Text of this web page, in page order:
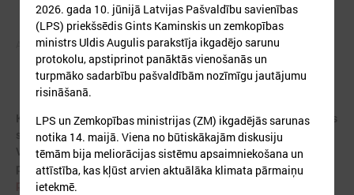
Autors: ES
Klimata zināšanu telpa izveidota projektā "AdaptationHubs", kas
saņēmis ES programmas "Apvārsnis Eiropa" finansējumu.
Vairāk informācijas par
projektu:https://www.lps.lv/lv/projekti/aktivie-projekti/46-
projekts-adaptation-hubs-nacionalie-adaptacijas-centri
2026. gada 10. jūnijā Latvijas Pašvaldību savienības
(LPS) priekšsēdis Gints Kaminskis un zemkopības
ministrs Uldis Augulis parakstīja ikgadējo sarunu
protokolu, apstiprinot panāktās vienošanās un
turpmāko sadarbību pašvaldībām nozīmīgu jautājumu
risināšanā.
LPS un Zemkopības ministrijas (ZM) ikgadējās sarunas
notika 14. maijā. Viena no būtiskākajām diskusiju
tēmām bija meliorācijas sistēmu apsaimniekošana un
attīstība, kas kļūst arvien aktuālāka klimata pārmaiņu
ietekmē.